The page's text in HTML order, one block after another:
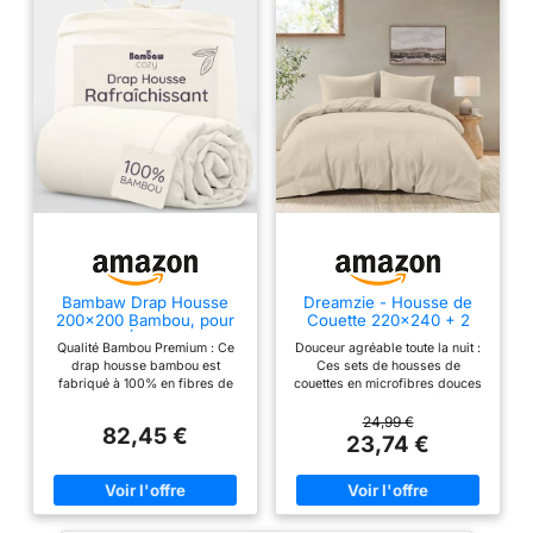
Bambaw Drap Housse
200x200 Bambou, pour
Matelas Épais Jusqu’à
35cm, Literie Anti
Acarien et
Hypoallergénique, Linge
Drap Housse Anti
Transpiration, Certifié
Qualité Bambou Premium : Ce
drap housse bambou est
fabriqué à 100% en fibres de
vous offrir tous les bienfaits
bambou sont certifiés FSC et
OEKO-TEX Standard 100 pour
une qualité irréprochable.
82,45 €
Dreamzie - Housse de
Couette 220x240 + 2
Douceur agréable toute la nuit :
Ces sets de housses de
couettes en microfibres douces
confortables, pour un sommeil
agréable toute l’année.
Changement simplifié : Grâce à
la fermeture éclair et aux 4
attaches coins, les parures de
lit restent en place et se
24,99 €
23,74 €